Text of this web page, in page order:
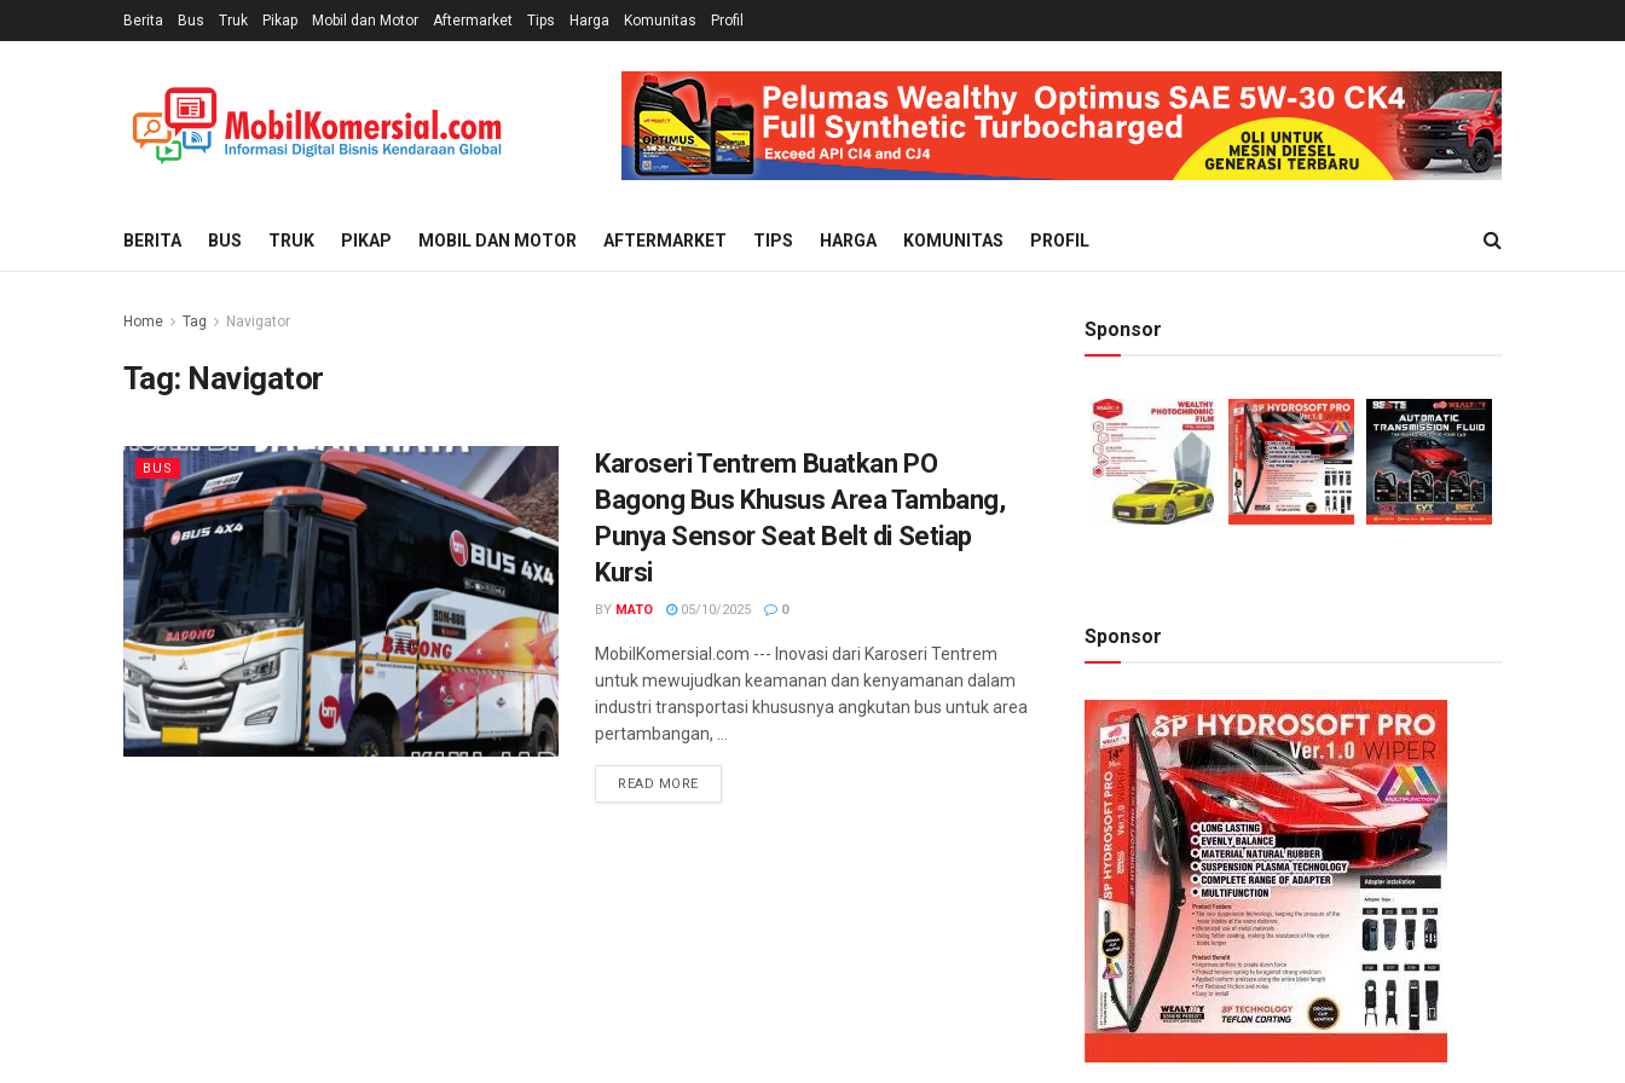
Berita Bus Truk Pikap Mobil dan Motor Aftermarket Tips Harga Komunitas Profil
BERITA BUS TRUK PIKAP MOBIL DAN MOTOR AFTERMARKET TIPS HARGA KOMUNITAS PROFIL
Home Tag Navigator
Tag: Navigator
BUS
Karoseri Tentrem Buatkan PO
Bagong Bus Khusus Area Tambang,
Punya Sensor Seat Belt di Setiap
Kursi
BY MATO 05/10/2025 0
MobilKomersial.com --- Inovasi dari Karoseri Tentrem
untuk mewujudkan keamanan dan kenyamanan dalam
industri transportasi khususnya angkutan bus untuk area
pertambangan, ...
READ MORE
Sponsor
Sponsor